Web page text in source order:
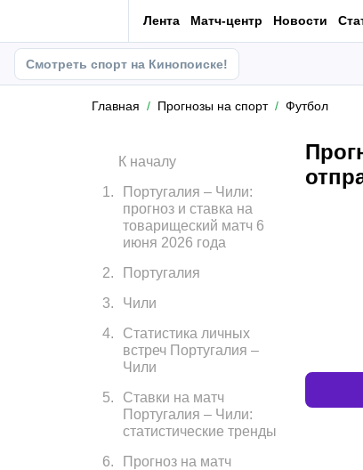
Лента Матч-центр Новости
Смотреть спорт на Кинопоиске!
Главная Прогнозы на спорт Футбол
К началу
1 .
Португалия – Чили:
прогноз и ставка на
товарищеский матч 6
июня 2026 года
2.
Португалия
3.
Чили
4.
Статистика личных
встреч Португалия –
Чили
5.
Ставки на матч
Португалия – Чили:
статистические тренды
6.
Прогноз на матч